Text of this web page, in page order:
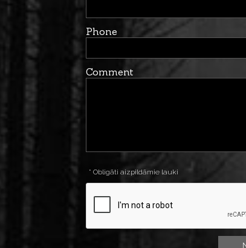
Phone
Comment
* Obligāti aizpildāmie lauki